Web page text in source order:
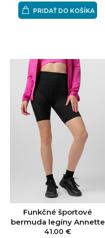
PRIDAŤ DO KOŠÍKA
Funkčné športové
bermuda legíny Annette
41.00 €